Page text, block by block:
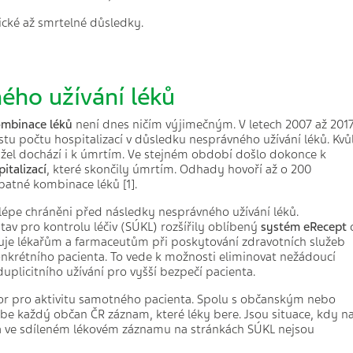
až smrtelné důsledky.
užívání léků
léků není dnes ničím výjimečným. V letech 2007 až
počtu hospitalizací v důsledku nesprávného užívání léků.
dochází i k úmrtím. Ve stejném období došlo dokonce k
, které skončily úmrtím. Odhady hovoří až o 200
kombinace léků [1].
chráněni před následky nesprávného užívání léků.
pro kontrolu léčiv (SÚKL) rozšířily oblíbený systém eRecept
lékařům a farmaceutům při poskytování zdravotních služeb
pacienta. To vede k možnosti eliminovat nežádoucí
užívání pro vyšší bezpečí pacienta.
pro aktivitu samotného pacienta. Spolu s občanským nebo
každý občan ČR záznam, které léky bere. Jsou situace, kdy
sdíleném lékovém záznamu na stránkách SÚKL nejsou